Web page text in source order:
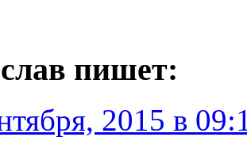
пишет:
2015 в